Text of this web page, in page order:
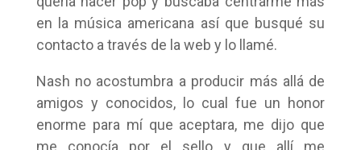
en la música americana así que busqué su
contacto a través de la web y lo llamé.
Nash no acostumbra a producir más allá de
amigos y conocidos, lo cual fue un honor
enorme para mí que aceptara, me dijo que
me conocía por el sello y que allí me